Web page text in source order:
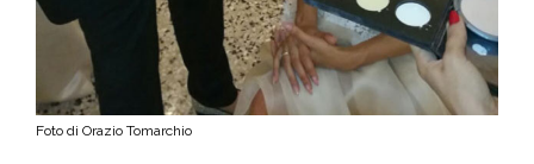
Foto di Orazio Tomarchio